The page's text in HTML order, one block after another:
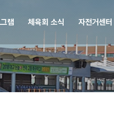
램 체육회 소식 자전거센터